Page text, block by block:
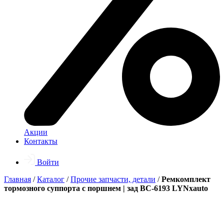
Акции
Контакты
Войти
Главная /Каталог /Прочие запчасти, детали /Ремкомплект
тормозного суппорта с поршнем | зад BC-6193 LYNxauto